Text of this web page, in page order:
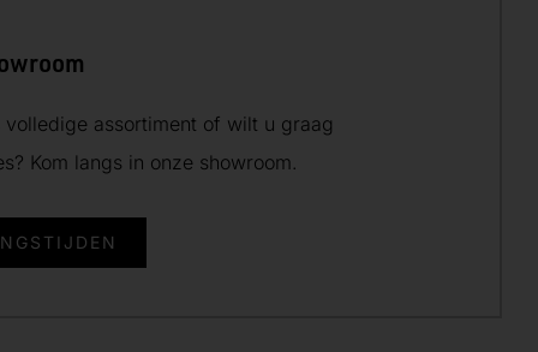
volledige assortiment of wilt u graag
Kom langs in onze showroom.